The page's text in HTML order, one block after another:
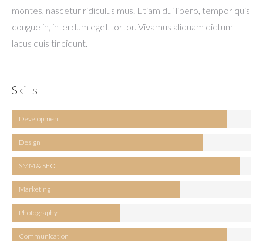
montes, nascetur ridiculus mus. Etiam dui libero, tempor quis
congue in, interdum eget tortor. Vivamus aliquam dictum
lacus quis tincidunt.
Skills
Development
Design
SMM & SEO
Marketing
Photography
Communication